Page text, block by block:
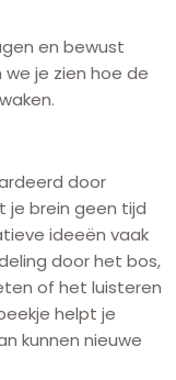
en bewust
je zien hoe de
door
je brein geen tijd
ideeën vaak
door het bos,
of het luisteren
helpt je
kunnen nieuwe